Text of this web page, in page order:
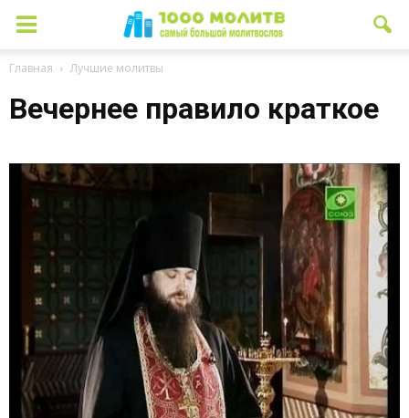
Главная Лучшие молитвы
Вечернее правило краткое